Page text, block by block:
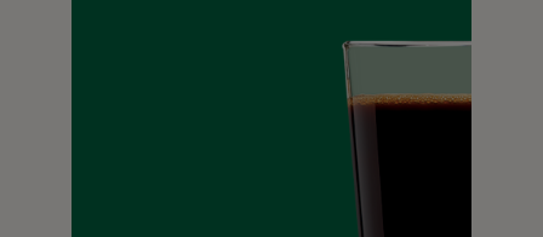
INTENS